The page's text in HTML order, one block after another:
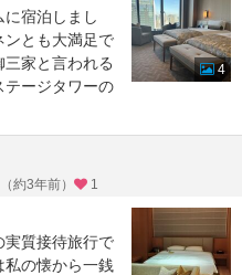
宿泊しまし
ンとも大満足で
家と言われる
テージタワーの
4
約3年前） 1
実質接待旅行で
の懐から一銭